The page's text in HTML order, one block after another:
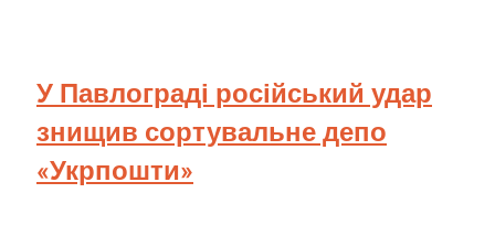
У Павлограді російський удар
знищив сортувальне депо
«Укрпошти»